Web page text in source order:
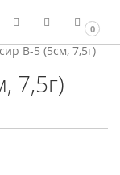
0
B-5 (5см, 7,5г)
7,5г)